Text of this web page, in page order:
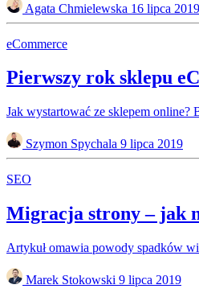
Agata Chmielewska 16 lipca 2019
eCommerce
Pierwszy rok sklepu
Jak wystartować ze sklepem online?
Szymon Spychala 9 lipca 2019
SEO
Migracja strony – jak
Artykuł omawia powody spadków
Marek Stokowski 9 lipca 2019